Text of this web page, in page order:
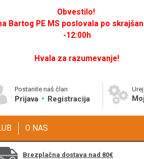
Obvestilo!
Bartog PE MS poslovala po
-12:00h
Hvala za razumevanje!
Postanite naš član
Prijava Registracija
O NAS
Brezplačna dostava nad 80€